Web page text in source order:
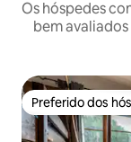
Os hóspedes
bem
Preferido dos
Preferido dos